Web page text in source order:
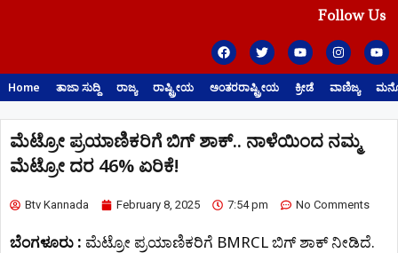
Follow Us
Home ತಾಜಾ ಸುದ್ದಿ ರಾಜ್ಯ ರಾಷ್ಟ್ರೀಯ ಅಂತರರಾಷ್ಟ್ರೀಯ ಕ್ರೀಡೆ ವಾಣಿಜ್ಯ
ಮೆಟ್ರೋ ಪ್ರಯಾಣಿಕರಿಗೆ ಬಿಗ್ ಶಾಕ್.. ನಾಳೆಯಿಂದ ನಮ್ಮ
ಮೆಟ್ರೋ ದರ 46% ಏರಿಕೆ!
Btv Kannada February 8, 2025 7:54 pm No Comments
ಬೆಂಗಳೂರು : ಮೆಟ್ರೋ ಪ್ರಯಾಣಿಕರಿಗೆ BMRCL ಬಿಗ್‌ ಶಾಕ್‌ ನೀಡಿದೆ.